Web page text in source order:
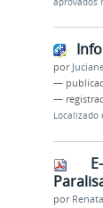
por
—
—
Localizado
por